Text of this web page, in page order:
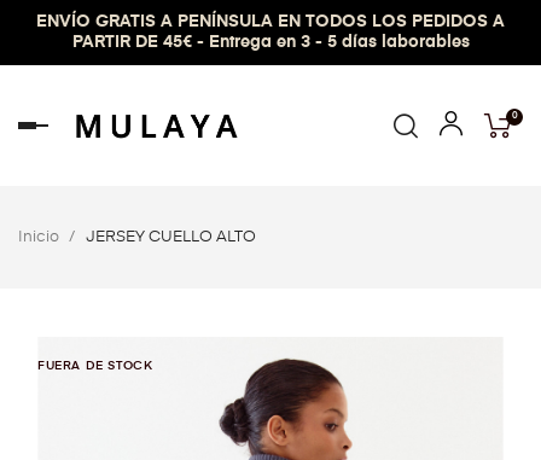
ENVÍO GRATIS A PENÍNSULA EN TODOS LOS PEDIDOS A
PARTIR DE 45€ - Entrega en 3 - 5 días laborables
Navegación
0
Inicio JERSEY CUELLO ALTO
FUERA DE STOCK